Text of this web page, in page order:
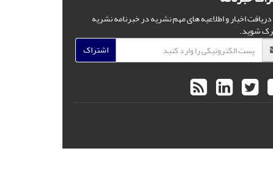
اخبار و اطلاعیه های مهم نشریه در خبرنامه نشریه
شوید.
اشتراک